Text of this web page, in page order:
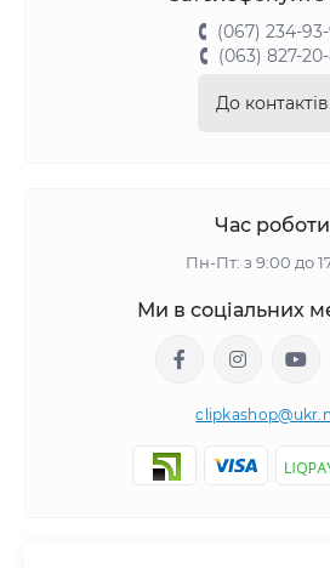
(067) 234-
(063) 827-
До контактів
Час роботи
Пн-Пт: з 9:00 до
Ми в соціальних